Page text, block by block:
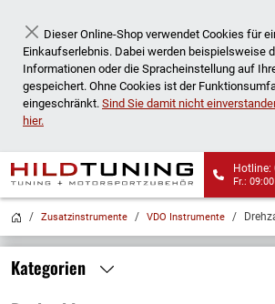
Schließen
Dieser Online-Shop verwendet Cookies für
Einkaufserlebnis. Dabei werden beispielsweise
Informationen oder die Spracheinstellung auf
gespeichert. Ohne Cookies ist der
eingeschränkt. Sind Sie damit nicht
hier.
Fr.:
Wir
Zusatzinstrumente VDO Instrumente
Kategorien